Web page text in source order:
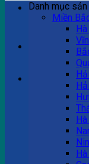
Ví dụ:
trên xe bus...
Tư vấn bán
0983 863 488
Danh mục
Miền